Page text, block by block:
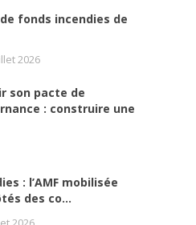
fonds incendies de
2026
son pacte de
: construire une
: l’AMF mobilisée
des co...